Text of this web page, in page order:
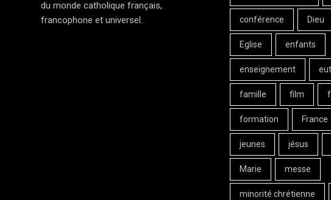
du monde catholique français,
francophone et universel.
conférence Dieu
Eglise enfants
enseignement
famille film
formation France
jeunes jésus
Marie messe
minorité chrétienne